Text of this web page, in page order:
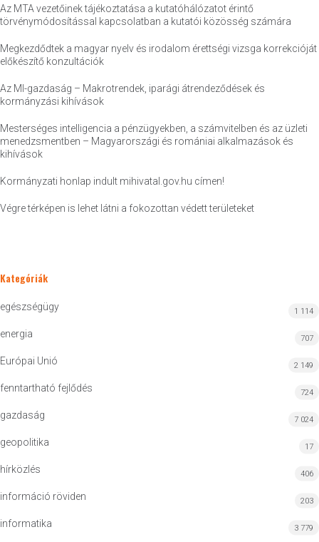
Az MTA vezetőinek tájékoztatása a kutatóhálózatot érintő
törvénymódosítással kapcsolatban a kutatói közösség számára
Megkezdődtek a magyar nyelv és irodalom érettségi vizsga korrekcióját
előkészítő konzultációk
Az MI-gazdaság – Makrotrendek, iparági átrendeződések és
kormányzási kihívások
Mesterséges intelligencia a pénzügyekben, a számvitelben és az üzleti
menedzsmentben – Magyarországi és romániai alkalmazások és
kihívások
Kormányzati honlap indult mihivatal.gov.hu címen!
Végre térképen is lehet látni a fokozottan védett területeket
Kategóriák
egészségügy 1 114
energia 707
Európai Unió 2 149
fenntartható fejlődés 724
gazdaság 7 024
geopolitika 17
hírközlés 406
információ röviden 203
informatika 3 779